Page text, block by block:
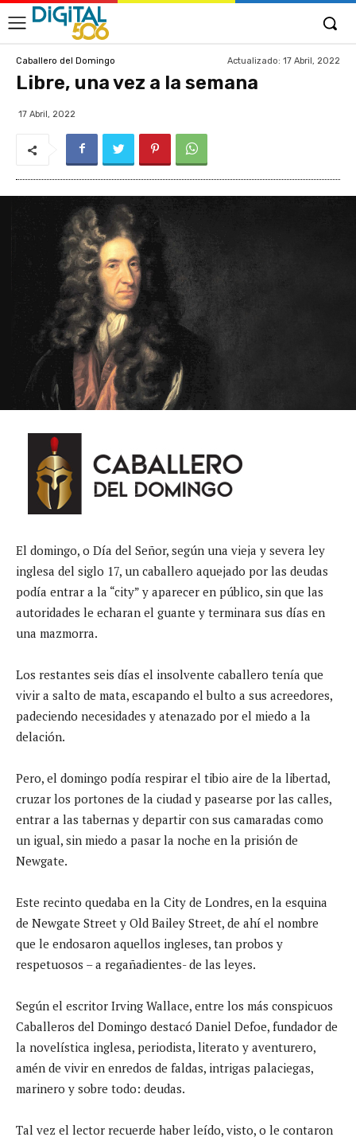
Caballero del Domingo Actualizado: 17 Abril, 2022
Libre, una vez a la semana
17 Abril, 2022
El domingo, o Día del Señor, según una vieja y severa ley
inglesa del siglo 17, un caballero aquejado por las deudas
podía entrar a la “city” y aparecer en público, sin que las
autoridades le echaran el guante y terminara sus días en
una mazmorra.
Los restantes seis días el insolvente caballero tenía que
vivir a salto de mata, escapando el bulto a sus acreedores,
padeciendo necesidades y atenazado por el miedo a la
delación.
Pero, el domingo podía respirar el tibio aire de la libertad,
cruzar los portones de la ciudad y pasearse por las calles,
entrar a las tabernas y departir con sus camaradas como
un igual, sin miedo a pasar la noche en la prisión de
Newgate.
Este recinto quedaba en la City de Londres, en la esquina
de Newgate Street y Old Bailey Street, de ahí el nombre
que le endosaron aquellos ingleses, tan probos y
respetuosos – a regañadientes- de las leyes.
Según el escritor Irving Wallace, entre los más conspicuos
Caballeros del Domingo destacó Daniel Defoe, fundador de
la novelística inglesa, periodista, literato y aventurero,
amén de vivir en enredos de faldas, intrigas palaciegas,
marinero y sobre todo: deudas.
Tal vez el lector recuerde haber leído, visto, o le contaron